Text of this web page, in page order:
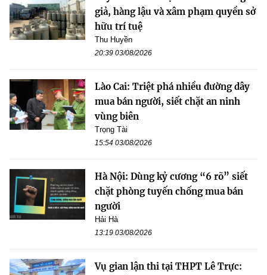
giả, hàng lậu và xâm phạm quyền sở
hữu trí tuệ
Thu Huyền
20:39 03/08/2026
Lào Cai: Triệt phá nhiều đường dây
mua bán người, siết chặt an ninh
vùng biên
Trọng Tài
15:54 03/08/2026
Hà Nội: Dùng kỷ cương “6 rõ” siết
chặt phòng tuyến chống mua bán
người
Hải Hà
13:19 03/08/2026
Vụ gian lận thi tại THPT Lê Trực: